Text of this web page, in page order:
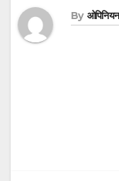
By